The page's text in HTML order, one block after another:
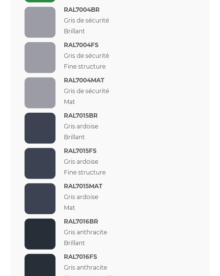
RAL7004BR
Gris de sécurité
Brillant
RAL7004FS
Gris de sécurité
Fine structure
RAL7004MAT
Gris de sécurité
Mat
RAL7015BR
Gris ardoise
Brillant
RAL7015FS
Gris ardoise
Fine structure
RAL7015MAT
Gris ardoise
Mat
RAL7016BR
Gris anthracite
Brillant
RAL7016FS
Gris anthracite